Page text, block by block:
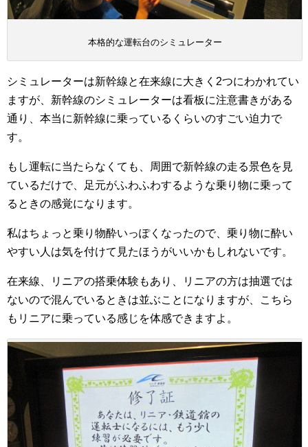
本格的な運転台のシミュレーター
シミュレーターは新幹線と在来線に大きく2つにわかれてい
ますが、新幹線のシミュレーターは看板に注意書きがある
通り、本当に新幹線に乗っているくらいのすごい迫力で
す。
もし運転に当たらなくても、周囲で新幹線の走る景色を見
ているだけで、足元がふわふわするような乗り物に乗って
るときの感覚になります。
私はちょっと乗り物酔いっぽくなったので、乗り物に酔い
やすい人は気を付けて見たほうがいいかもしれないです。
在来線、リニアの搭乗体験もあり、リニアの方は抽選では
ないので混んでいるときは並ぶことになりますが、こちら
もリニアに乗っている感じを体感できますよ。